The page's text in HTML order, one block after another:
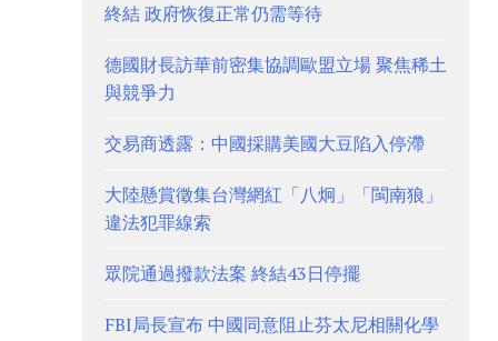
終結 政府恢復正常仍需等待
德國財長訪華前密集協調歐盟立場 聚焦稀土
與競爭力
交易商透露：中國採購美國大豆陷入停滯
大陸懸賞徵集台灣網紅「八炯」「閩南狼」
違法犯罪線索
眾院通過撥款法案 終結43日停擺
FBI局長宣布 中國同意阻止芬太尼相關化學